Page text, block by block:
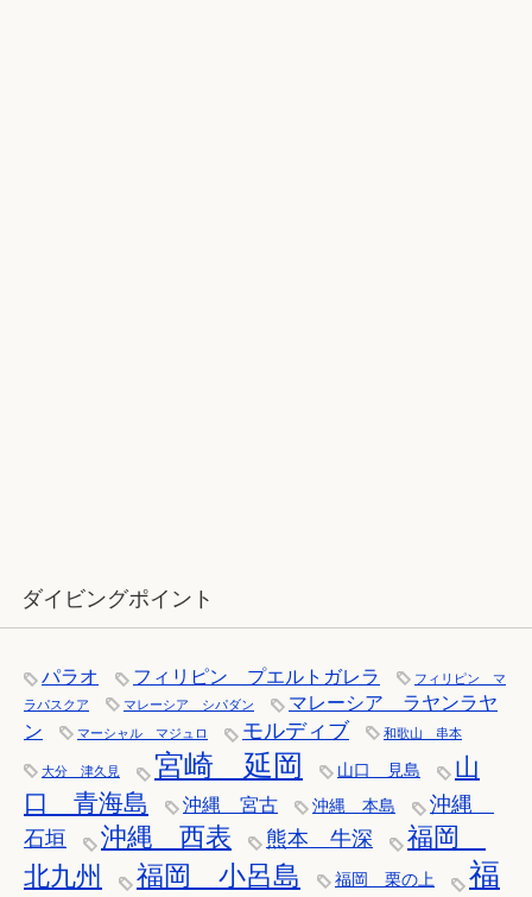
ダイビングポイント
パラオ フィリピン プエルトガレラ
フィリピン マ
ラパスクア
マレーシア シパダン
マレーシア ラヤンラヤ
ン
マーシャル マジュロ モルディブ 和歌山 串本
大分 津久見 宮崎 延岡 山口 見島
山
口 青海島
沖縄 宮古 沖縄 本島
沖縄
石垣
沖縄 西表 熊本 牛深
福岡
北九州
福岡 小呂島 福岡 栗の上
福